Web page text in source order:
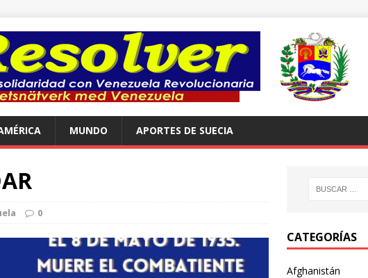
MUNDO APORTES DE SUECIA
0
CATEGORÍAS
Afghanistán